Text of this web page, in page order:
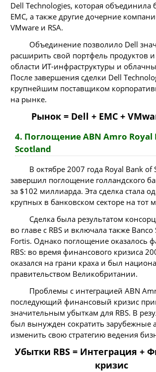
Dell Technologies, которая объединила
EMC, а также другие дочерние
VMware и RSA.
Объединение позволило Dell
расширить свой портфель продуктов и
области ИТ-инфраструктуры и
После завершения сделки Dell
крупнейшим поставщиком
на рынке.
Рынок = Dell + EMC +
4. Поглощение ABN Amro Royal
Scotland
В октябре 2007 года Royal Bank of
завершил поглощение голландского
за $102 миллиарда. Эта сделка стала
крупных в банковском секторе на тот
Сделка была результатом
во главе с RBS и включала также
Fortis. Однако поглощение оказалось
RBS: во время финансового кризиса
оказался на грани краха и был
правительством Великобритании.
Проблемы с интеграцией ABN
последующий финансовый кризис
значительным убыткам для RBS. В
был вынужден сократить зарубежные
изменить свою стратегию ведения
Убытки RBS = Интеграция +
кризис